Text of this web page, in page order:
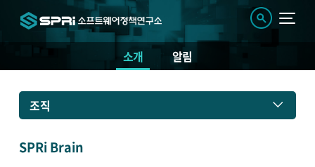
소개 알림
조직
SPRi Brain